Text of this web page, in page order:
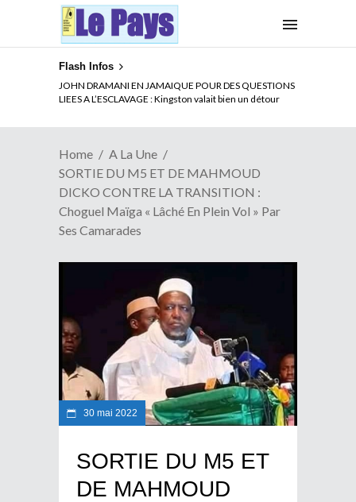
Flash Infos
JOHN DRAMANI EN JAMAIQUE POUR DES QUESTIONS
LIEES A L’ESCLAVAGE : Kingston valait bien un détour
ELECTION DE TALON A LA TETE DU SENAT BENINOIS :
Quand Patrice quitte le pouvoir sans partir !
Home
A La Une
SORTIE DU M5 ET DE MAHMOUD
DICKO CONTRE LA TRANSITION :
Choguel Maïga « Lâché En Plein Vol » Par
Ses Camarades
30 mai 2022
SORTIE DU M5 ET
DE MAHMOUD